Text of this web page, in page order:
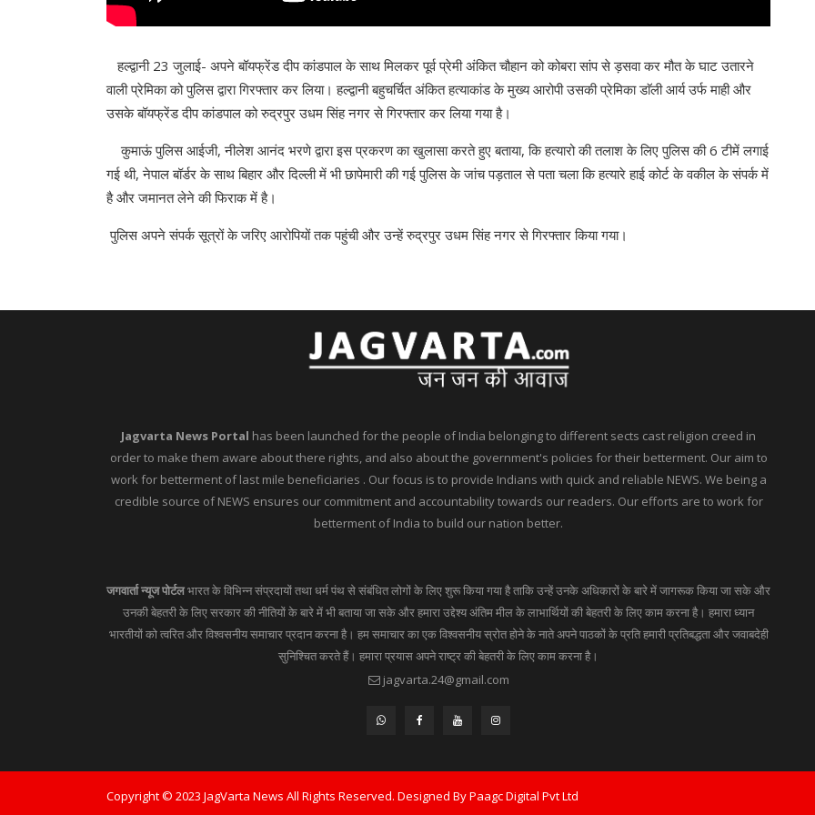
हल्द्वानी 23 जुलाई- अपने बॉयफ्रेंड दीप कांडपाल के साथ मिलकर पूर्व प्रेमी अंकित चौहान को कोबरा सांप से ड़सवा कर मौत के घाट उतारने
वाली प्रेमिका को पुलिस द्वारा गिरफ्तार कर लिया। हल्द्वानी बहुचर्चित अंकित हत्याकांड के मुख्य आरोपी उसकी प्रेमिका डाॅली आर्य उर्फ माही और
उसके बॉयफ्रेंड दीप कांडपाल को रुद्रपुर उधम सिंह नगर से गिरफ्तार कर लिया गया है।
कुमाऊं पुलिस आईजी, नीलेश आनंद भरणे द्वारा इस प्रकरण का खुलासा करते हुए बताया, कि हत्यारो की तलाश के लिए पुलिस की 6 टीमें लगाई
गई थी, नेपाल बॉर्डर के साथ बिहार और दिल्ली में भी छापेमारी की गई पुलिस के जांच पड़ताल से पता चला कि हत्यारे हाई कोर्ट के वकील के संपर्क में
है और जमानत लेने की फिराक में है।
पुलिस अपने संपर्क सूत्रों के जरिए आरोपियों तक पहुंची और उन्हें रुद्रपुर उधम सिंह नगर से गिरफ्तार किया गया।
Jagvarta News Portal has been launched for the people of India belonging to different sects cast religion creed in
order to make them aware about there rights, and also about the government's policies for their betterment. Our aim to
work for betterment of last mile beneficiaries . Our focus is to provide Indians with quick and reliable NEWS. We being a
credible source of NEWS ensures our commitment and accountability towards our readers. Our efforts are to work for
betterment of India to build our nation better.
जगवार्ता न्यूज पोर्टलभारत के विभिन्न संप्रदायों तथा धर्म पंथ से संबंधित लोगों के लिए शुरू किया गया है ताकि उन्हें उनके अधिकारों के बारे में जागरूक किया जा सके और
उनकी बेहतरी के लिए सरकार की नीतियों के बारे में भी बताया जा सके और हमारा उद्देश्य अंतिम मील के लाभार्थियों की बेहतरी के लिए काम करना है। हमारा ध्यान
भारतीयों को त्वरित और विश्वसनीय समाचार प्रदान करना है। हम समाचार का एक विश्वसनीय स्रोत होने के नाते अपने पाठकों के प्रति हमारी प्रतिबद्धता और जवाबदेही
सुनिश्चित करते हैं। हमारा प्रयास अपने राष्ट्र की बेहतरी के लिए काम करना है।
jagvarta.24@gmail.com
Copyright © 2023 JagVarta News All Rights Reserved. Designed ByPaagc Digital Pvt Ltd